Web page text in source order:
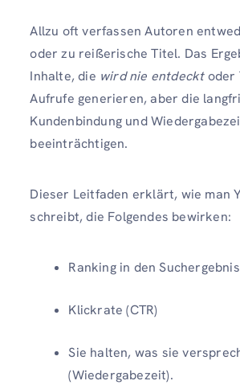
Allzu oft verfassen Autoren
oder zu reißerische Titel. Das
Inhalte, die wird nie entdecktoder
Aufrufe generieren, aber die
Kundenbindung und
beeinträchtigen.
Dieser Leitfaden erklärt, wie man
schreibt, die Folgendes bewirken:
Ranking in den
Klickrate (CTR)
Sie halten, was sie
(Wiedergabezeit).